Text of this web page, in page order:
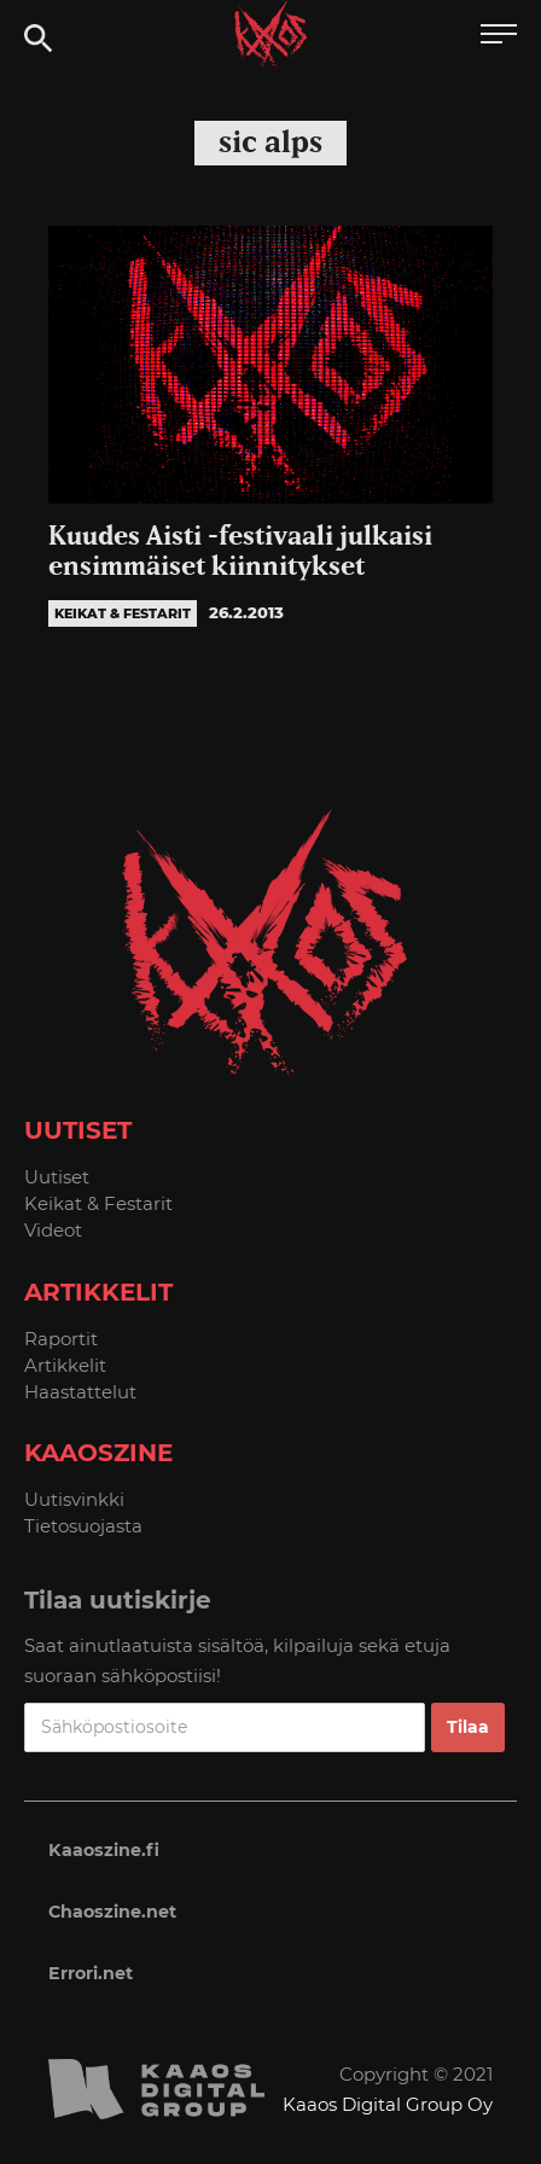
Siirry
suoraan
Kaaoszine
sic alps
Kuudes Aisti -festivaali julkaisi
ensimmäiset kiinnitykset
KEIKAT & FESTARIT 26.2.2013
UUTISET
Uutiset
Keikat & Festarit
Videot
ARTIKKELIT
Raportit
Artikkelit
Haastattelut
KAAOSZINE
Uutisvinkki
Tietosuojasta
Tilaa uutiskirje
Saat ainutlaatuista sisältöä, kilpailuja sekä etuja
suoraan sähköpostiisi!
Kaaoszine.fi
Chaoszine.net
Errori.net
Copyright © 2021
Kaaos Digital Group Oy